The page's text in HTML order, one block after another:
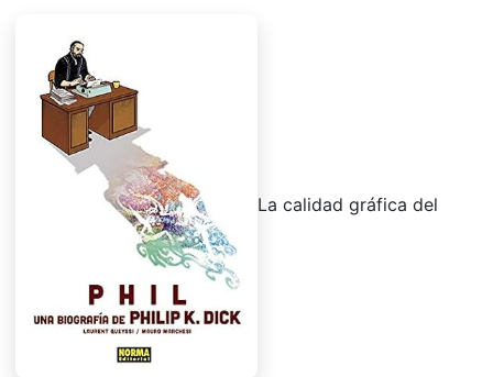
La calidad gráfica del